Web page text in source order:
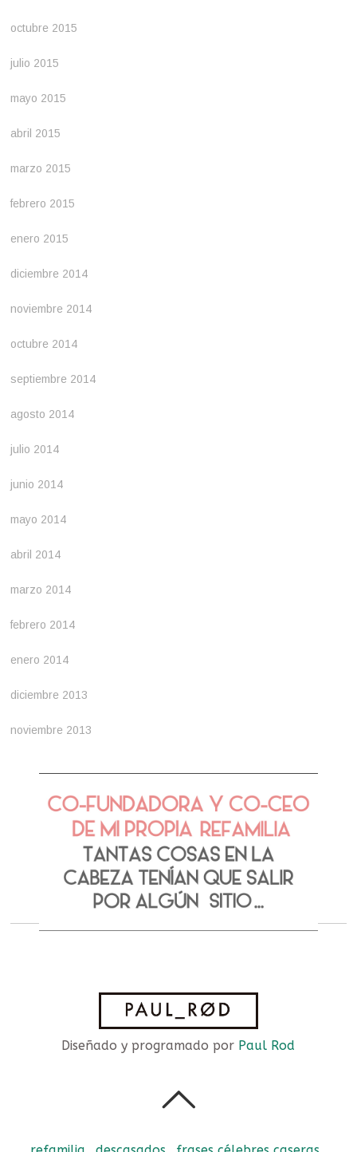
octubre 2015
julio 2015
mayo 2015
abril 2015
marzo 2015
febrero 2015
enero 2015
diciembre 2014
noviembre 2014
octubre 2014
septiembre 2014
agosto 2014
julio 2014
junio 2014
mayo 2014
abril 2014
marzo 2014
febrero 2014
enero 2014
diciembre 2013
noviembre 2013
Diseñado y programado por Paul Rod